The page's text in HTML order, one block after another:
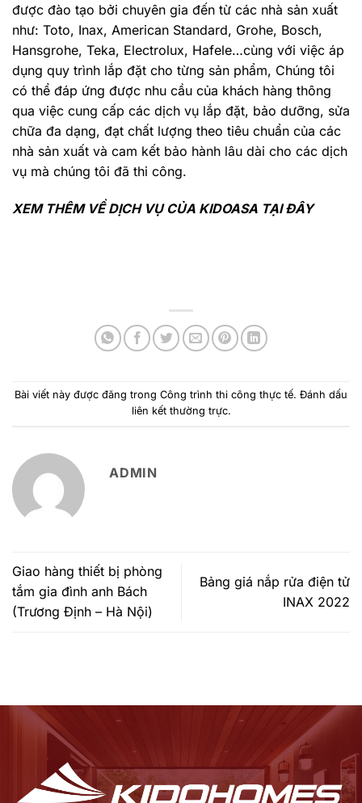
được đào tạo bởi chuyên gia đến từ các nhà sản xuất
như: Toto, Inax, American Standard, Grohe, Bosch,
Hansgrohe, Teka, Electrolux, Hafele…cùng với việc áp
dụng quy trình lắp đặt cho từng sản phẩm, Chúng tôi
có thể đáp ứng được nhu cầu của khách hàng thông
qua việc cung cấp các dịch vụ lắp đặt, bảo dưỡng, sửa
chữa đa dạng, đạt chất lượng theo tiêu chuẩn của các
nhà sản xuất và cam kết bảo hành lâu dài cho các dịch
vụ mà chúng tôi đã thi công.
XEM THÊM VỀ DỊCH VỤ CỦA KIDOASA TẠI ĐÂY
Bài viết này được đăng trong Công trình thi công thực tế. Đánh dấu
liên kết thường trực.
ADMIN
Giao hàng thiết bị phòng
tắm gia đình anh Bách
(Trương Định – Hà Nội)
Bảng giá nắp rửa điện tử
INAX 2022